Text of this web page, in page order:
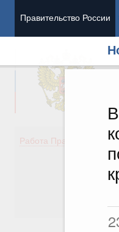
Правительство России
Работа Правительства